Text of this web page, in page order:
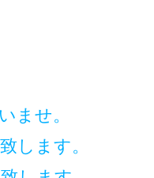
ませ。
します。